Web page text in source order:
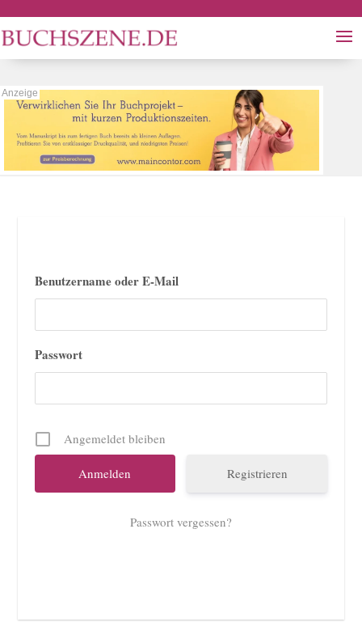
Benutzername oder E-Mail
Passwort
Angemeldet bleiben
Registrieren
Passwort vergessen?